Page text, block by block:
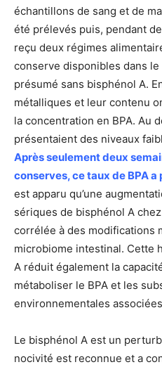
échantillons de sang et de
été prélevés puis, pendant
reçu deux régimes
conserve disponibles dans le
présumé sans bisphénol A.
métalliques et leur contenu
la concentration en BPA. Au
présentaient des niveaux
Après seulement deux
conserves, ce taux de BPA a
est apparu qu’une
sériques de bisphénol A
corrélée à des modifications
microbiome intestinal. Cette
A réduit également la
métaboliser le BPA et les
environnementales
Le bisphénol A est un
nocivité est reconnue et a